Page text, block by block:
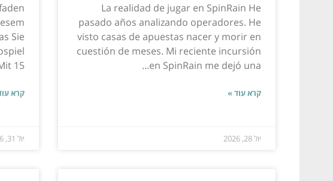
La realidad de jugar en SpinRain He
pasado años analizando operadores. He
visto casas de apuestas nacer y morir en
cuestión de meses. Mi reciente incursión
en SpinRain me dejó una...
קרא עוד »
יול 28, 2026
Sie
15...
קרא
יול 31, 2026